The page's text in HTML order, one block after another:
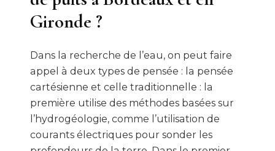
Gironde ?
Dans la recherche de l’eau, on peut faire
appel à deux types de pensée : la pensée
cartésienne et celle traditionnelle : la
première utilise des méthodes basées sur
l’hydrogéologie, comme l’utilisation de
courants électriques pour sonder les